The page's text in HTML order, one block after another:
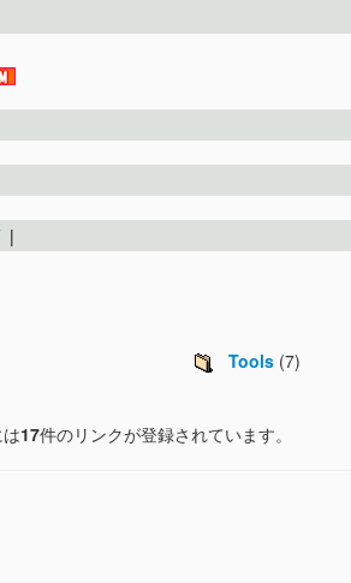
|
Tools (7)
17件のリンクが登録されています。